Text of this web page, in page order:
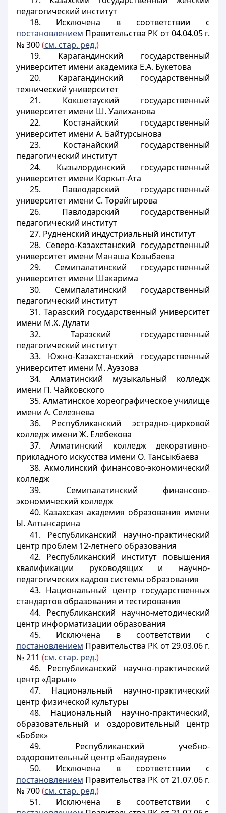
педагогический институт
18. Исключена в соответствии с
постановлением Правительства РК от 04.04.05 г.
№ 300(см. стар. ред.)
19. Карагандинский государственный
университет имени академика Е.А. Букетова
20. Карагандинский государственный
технический университет
21. Кокшетауский государственный
университет имени Ш. Уалиханова
22. Костанайский государственный
университет имени А. Байтурсынова
23. Костанайский государственный
педагогический институт
24. Кызылординский государственный
университет имени Коркыт-Ата
25. Павлодарский государственный
университет имени С. Торайгырова
26. Павлодарский государственный
педагогический институт
27. Рудненский индустриальный институт
28. Северо-Казахстанский государственный
университет имени Манаша Козыбаева
29. Семипалатинский государственный
университет имени Шакарима
30. Семипалатинский государственный
педагогический институт
31. Таразский государственный университет
имени М.Х. Дулати
32. Таразский государственный
педагогический институт
33. Южно-Казахстанский государственный
университет имени М. Ауэзова
34. Алматинский музыкальный колледж
имени П. Чайковского
35. Алматинское хореографическое училище
имени А. Селезнева
36. Республиканский эстрадно-цирковой
колледж имени Ж. Елебекова
37. Алматинский колледж декоративно-
прикладного искусства имени О. Тансыкбаева
38. Акмолинский финансово-экономический
колледж
39. Семипалатинский финансово-
экономический колледж
40. Казахская академия образования имени
Ы. Алтынсарина
41. Республиканский научно-практический
центр проблем 12-летнего образования
42. Республиканский институт повышения
квалификации руководящих и научно-
педагогических кадров системы образования
43. Национальный центр государственных
стандартов образования и тестирования
44. Республиканский научно-методический
центр информатизации образования
45. Исключена в соответствии с
постановлением Правительства РК от 29.03.06 г.
№ 211 (см. стар. ред.)
46. Республиканский научно-практический
центр «Дарын»
47. Национальный научно-практический
центр физической культуры
48. Национальный научно-практический,
образовательный и оздоровительный центр
«Бобек»
49. Республиканский учебно-
оздоровительный центр «Балдаурен»
50. Исключена в соответствии с
постановлением Правительства РК от 21.07.06 г.
№ 700(см. стар. ред.)
51. Исключена в соответствии с